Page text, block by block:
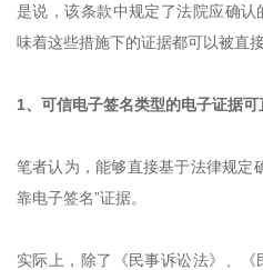
是说，该条款中规定了法院应确
味着这些措施下的证据都可以被直接
1、可信电子签名类型的电子证据
笔者认为，能够直接基于法律规定
靠电子签名”证据。
实际上，除了《民事诉讼法》、